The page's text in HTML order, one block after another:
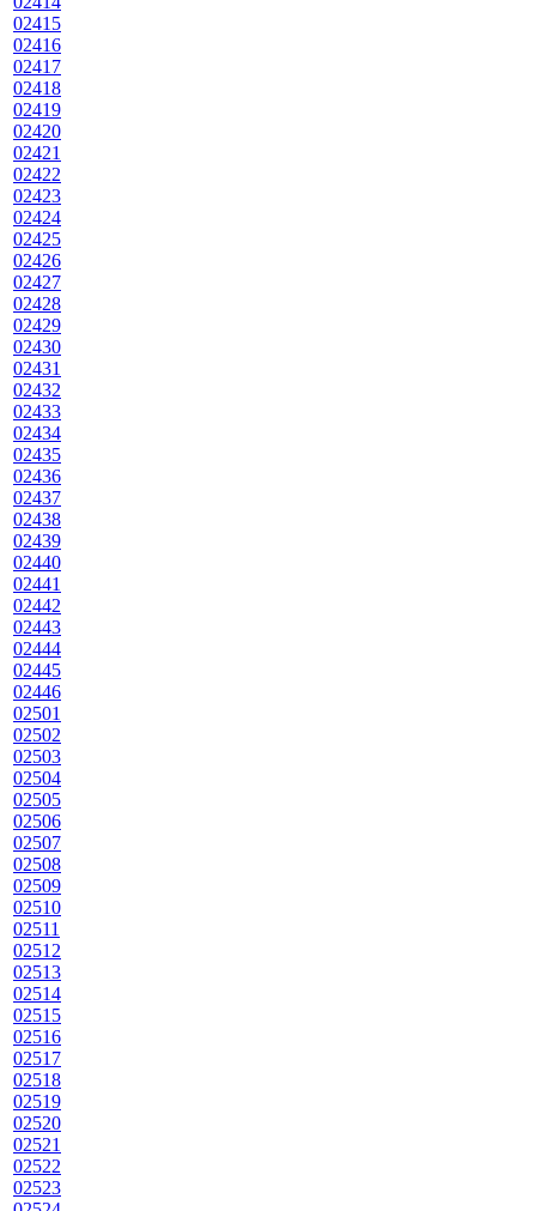
02415
02416
02417
02418
02419
02420
02421
02422
02423
02424
02425
02426
02427
02428
02429
02430
02431
02432
02433
02434
02435
02436
02437
02438
02439
02440
02441
02442
02443
02444
02445
02446
02501
02502
02503
02504
02505
02506
02507
02508
02509
02510
02511
02512
02513
02514
02515
02516
02517
02518
02519
02520
02521
02522
02523